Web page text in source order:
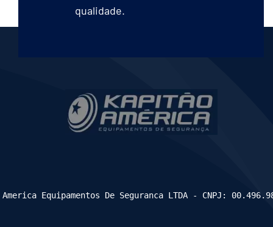
qualidade.
Equipamentos De Seguranca LTDA - CNPJ: